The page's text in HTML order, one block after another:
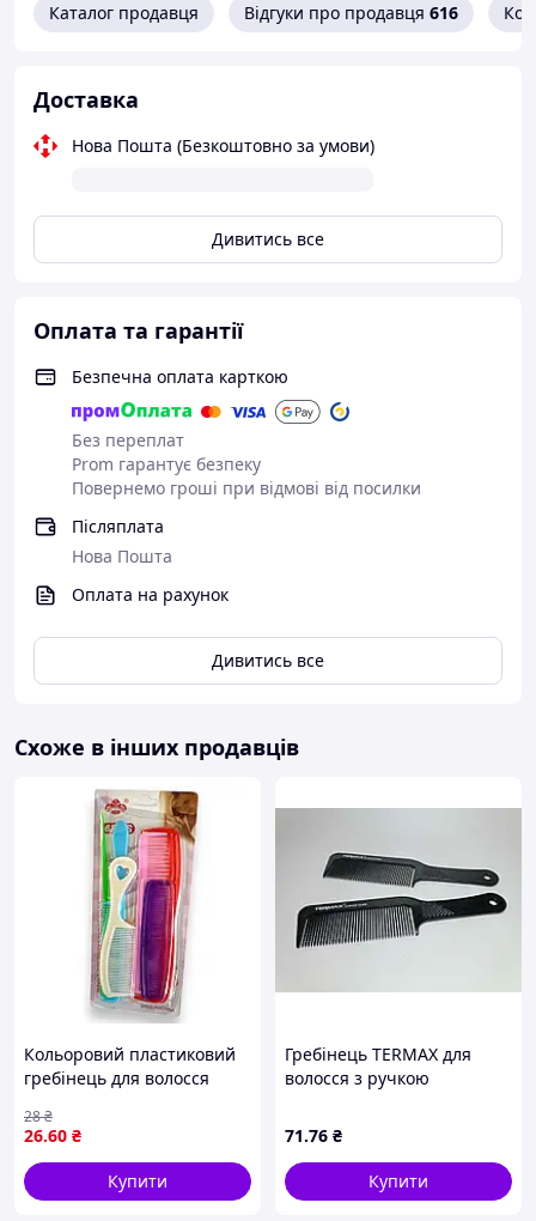
Каталог продавця Відгуки про продавця 616
Доставка
Нова Пошта (Безкоштовно за умови)
Дивитись все
Оплата та гарантії
Безпечна оплата карткою
Без переплат
Prom гарантує безпеку
Повернемо гроші при відмові від посилки
Післяплата
Нова Пошта
Оплата на рахунок
Дивитись все
Схоже в інших продавців
Кольоровий пластиковий
гребінець для волосся
26.60 ₴
28₴
Купити
Гребінець TERMAX для
волосся з ручкою
EСТЕТ
71.76 ₴
Купити